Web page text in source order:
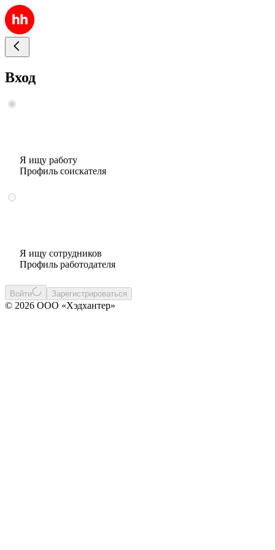
Вход
Я ищу работу
Профиль соискателя
Я ищу сотрудников
Профиль работодателя
Войти Зарегистрироваться
© 2026 ООО «Хэдхантер»